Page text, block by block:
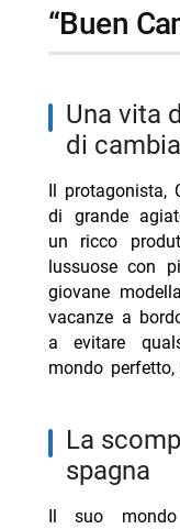
“Buen
una vita di lusso e il desiderio
di
Il
di grande
un ricco
lussuose con
giovane
vacanze a
a evitare
mondo
la scomparsa e il viaggio in
spagna
Il suo